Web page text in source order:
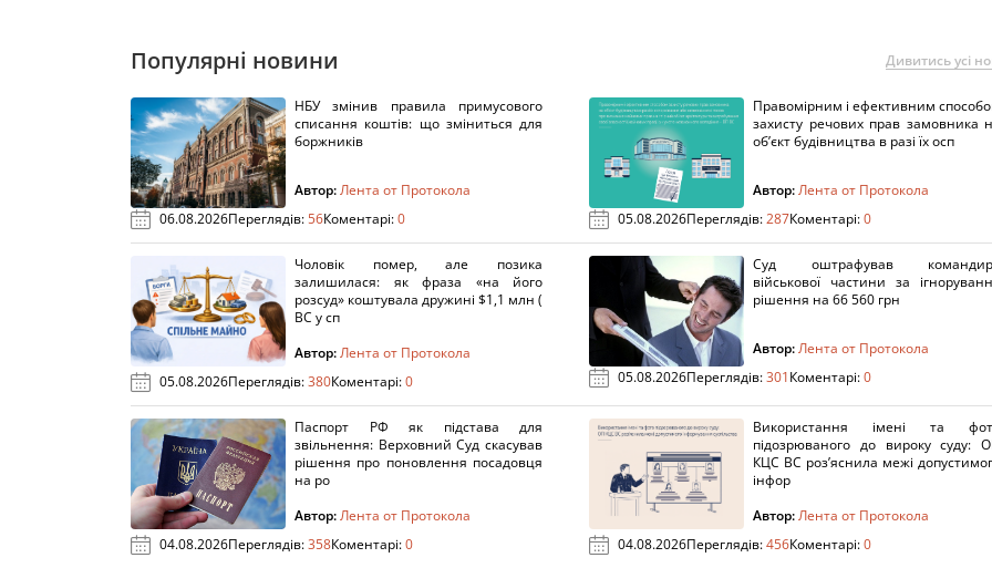
Популярні новини Дивитись усі
НБУ змінив правила примусового
списання коштів: що зміниться для
боржників
Автор:Лента от Протокола
06.08.2026Переглядів:56Коментарі:0
Правомірним і ефективним
захисту речових прав замовника
об’єкт будівництва в разі їх осп
Автор:Лента от Протокола
05.08.2026Переглядів:287Коментарі:0
Чоловік помер, але позика
залишилася: як фраза «на його
розсуд» коштувала дружині $1,1 млн (
ВС у сп
Автор:Лента от Протокола
05.08.2026Переглядів:380Коментарі:0
Суд оштрафував
військової частини за
рішення на 66 560 грн
Автор:Лента от Протокола
05.08.2026Переглядів:301Коментарі:0
Паспорт РФ як підстава для
звільнення: Верховний Суд скасував
рішення про поновлення посадовця
на ро
Автор:Лента от Протокола
04.08.2026Переглядів:358Коментарі:0
Використання імені та
підозрюваного до вироку суду:
КЦС ВС роз’яснила межі
інфор
Автор:Лента от Протокола
04.08.2026Переглядів:456Коментарі:0